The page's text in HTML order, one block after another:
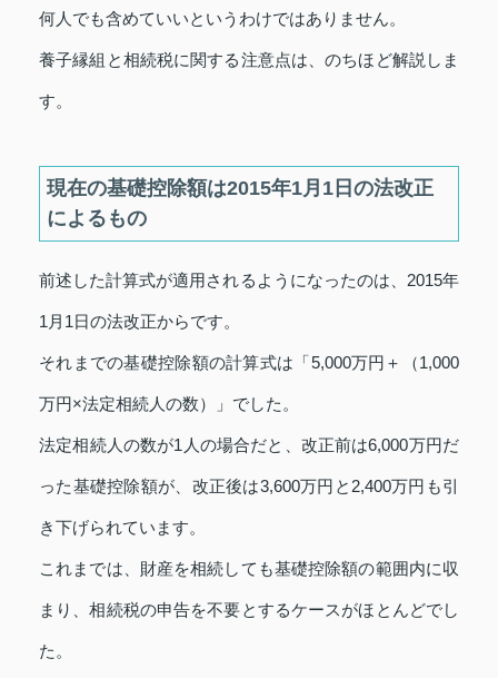
何人でも含めていいというわけではありません。
養子縁組と相続税に関する注意点は、のちほど解説しま
す。
現在の基礎控除額は2015年1月1日の法改正
によるもの
前述した計算式が適用されるようになったのは、2015年
1月1日の法改正からです。
それまでの基礎控除額の計算式は「5,000万円＋（1,000
万円×法定相続人の数）」でした。
法定相続人の数が1人の場合だと、改正前は6,000万円だ
った基礎控除額が、改正後は3,600万円と2,400万円も引
き下げられています。
これまでは、財産を相続しても基礎控除額の範囲内に収
まり、相続税の申告を不要とするケースがほとんどでし
た。